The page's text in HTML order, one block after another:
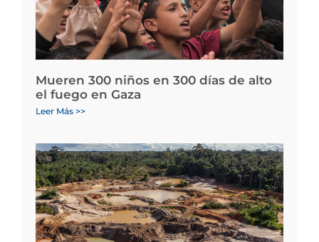
Mueren 300 niños en 300 días de alto
el fuego en Gaza
Leer Más >>